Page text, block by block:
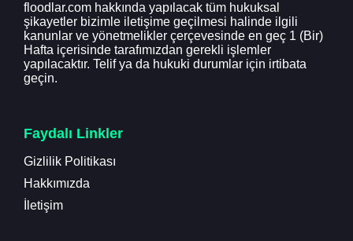
floodlar.com hakkında yapılacak tüm hukuksal
şikayetler bizimle iletişime geçilmesi halinde ilgili
kanunlar ve yönetmelikler çerçevesinde en geç 1 (Bir)
Hafta içerisinde tarafımızdan gerekli işlemler
yapılacaktır. Telif ya da hukuki durumlar için irtibata
geçin.
Faydalı Linkler
Gizlilik Politikası
Hakkımızda
İletişim